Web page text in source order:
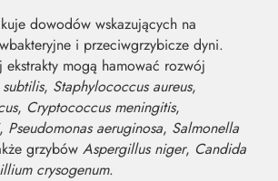
dowodów wskazujących na
i przeciwgrzybicze dyni.
ekstrakty mogą hamować rozwój
, Staphylococcus aureus,
, Cryptococcus meningitis,
, Pseudomonas aeruginosa, Salmonella
grzybów Aspergillus niger, Candida
crysogenum.